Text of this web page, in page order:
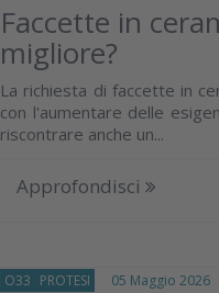
Faccette in
migliore?
La richiesta di faccette in
con l'aumentare delle
riscontrare anche un...
Approfondisci
O33 PROTESI 05 Maggio 2026